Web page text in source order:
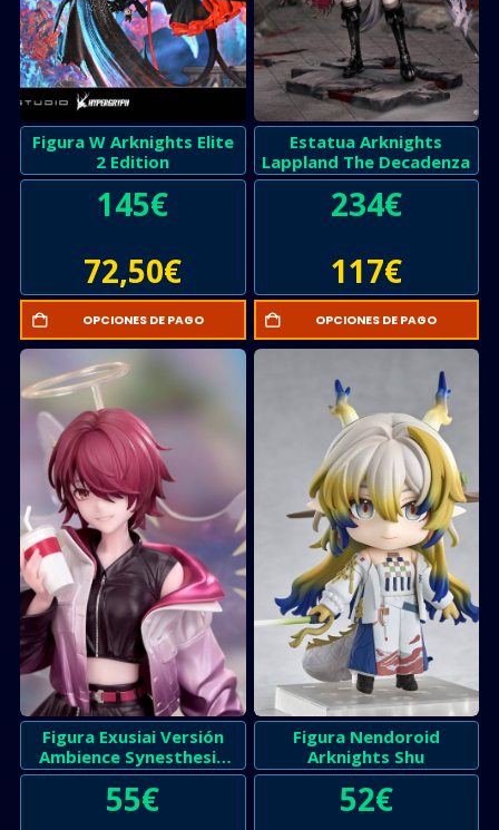
Figura W Arknights Elite
2 Edition
145€
72,50€
OPCIONES DE PAGO
Estatua Arknights
Lappland The Decadenza
234€
117€
OPCIONES DE PAGO
Figura Exusiai Versión
Ambience Synesthesia
Arknights
55€
Figura Nendoroid
Arknights Shu
52€